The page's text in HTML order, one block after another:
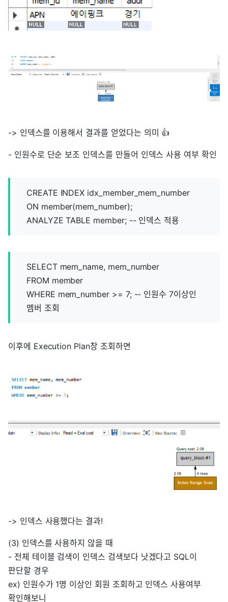
-> 인덱스를 이용해서 결과를 얻었다는 의미 👍
- 인원수로 단순 보조 인덱스를 만들어 인덱스 사용 여부 확인
CREATE INDEX idx_member_mem_number
ON member(mem_number);
ANALYZE TABLE member; -- 인덱스 적용
SELECT mem_name, mem_number
FROM member
WHERE mem_number >= 7; -- 인원수 7이상인
멤버 조회
이후에 Execution Plan창 조회하면
-> 인덱스 사용했다는 결과!
(3) 인덱스를 사용하지 않을 때
- 전체 테이블 검색이 인덱스 검색보다 낫겠다고 SQL이
판단할 경우
ex) 인원수가 1명 이상인 회원 조회하고 인덱스 사용여부
확인해보니